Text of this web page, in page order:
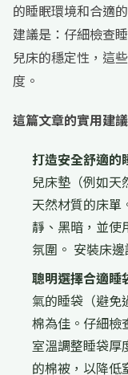
的睡眠環境和合適
建議是：仔細檢查
兒床的穩定性，這
度。
這篇文章的實用建
打造安全舒適的
兒床墊（例如
天然材質的床單
靜、黑暗，並使
氛圍。 安裝床
聰明選擇合適睡
氣的睡袋（避免
棉為佳。仔細檢
室溫調整睡袋
的棉被，以降低